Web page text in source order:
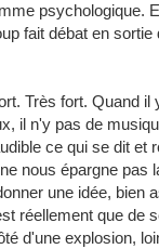
psychologique.
fait débat en sortie
Très fort. Quand il
il n'y pas de
ce qui se dit et
nous épargne pas
une idée, bien
réellement que de
d'une explosion,